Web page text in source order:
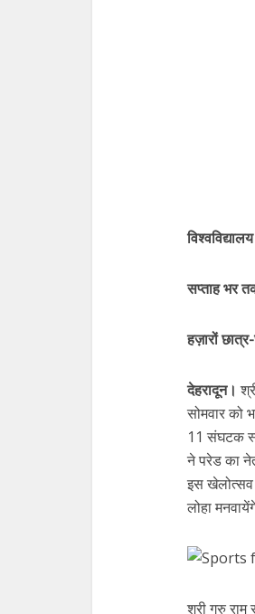
सप्ताह भर
हज़ारों
देहरादून।
सोमवार को
11 संघटक
ने परेड का
इस खेलोत्सव
लोहा
श्री गुरु राम